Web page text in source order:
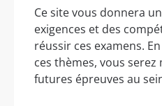
Ce site vous donnera
exigences et des
réussir ces examens.
ces thèmes, vous
futures épreuves au